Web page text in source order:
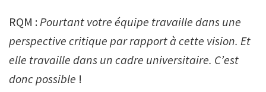
RQM :Pourtant votre équipe travaille dans une
perspective critique par rapport à cette vision. Et
elle travaille dans un cadre universitaire. C’est
donc possible !